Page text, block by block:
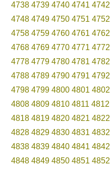
4738 4739 4740 4741 4742
4748 4749 4750 4751 4752
4758 4759 4760 4761 4762
4768 4769 4770 4771 4772
4778 4779 4780 4781 4782
4788 4789 4790 4791 4792
4798 4799 4800 4801 4802
4808 4809 4810 4811 4812
4818 4819 4820 4821 4822
4828 4829 4830 4831 4832
4838 4839 4840 4841 4842
4848 4849 4850 4851 4852